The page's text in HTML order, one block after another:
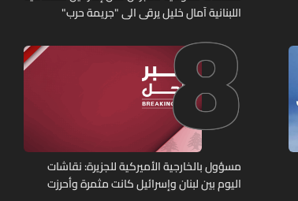
اللبنانية آمال خليل يرقى الى "جريمة حرب"
8
مسؤول بالخارجية الأميركية للجزيرة: نقاشات
اليوم بين لبنان وإسرائيل كانت مثمرة وأحرزت